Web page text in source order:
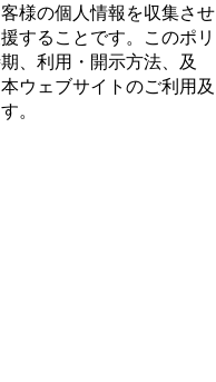
様の個人情報を収集させ
することです。このポリ
、利用・開示方法、及
ウェブサイトのご利用及
。